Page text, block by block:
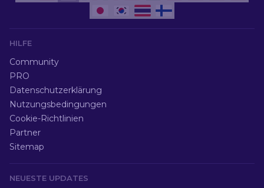
HILFE
Community
PRO
Datenschutzerklärung
Nutzungsbedingungen
Cookie-Richtlinien
Partner
Sitemap
NEUESTE UPDATES